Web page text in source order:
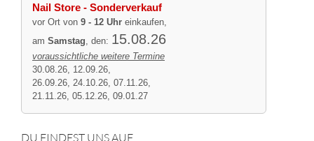
Nail Store - Sonderverkauf
vor Ort von 9 - 12 Uhr einkaufen,
am Samstag, den: 15.08.26
voraussichtliche weitere Termine
30.08.26, 12.09.26,
26.09.26, 24.10.26, 07.11.26,
21.11.26, 05.12.26, 09.01.27
DU FINDEST UNS AUF